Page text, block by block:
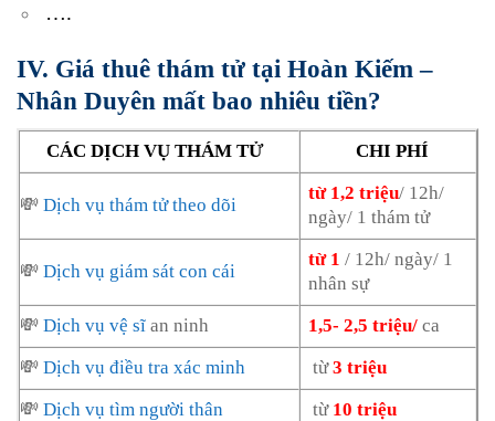
….
IV. Giá thuê thám tử tại Hoàn Kiếm –
Nhân Duyên mất bao nhiêu tiền?
CÁC DỊCH VỤ THÁM TỬ CHI PHÍ
💸 Dịch vụ thám tử theo dõi
từ 1,2 triệu/ 12h/
ngày/ 1 thám tử
💸 Dịch vụ giám sát con cái
từ 1/ 12h/ ngày/ 1
nhân sự
💸 Dịch vụ vệ sĩ an ninh 1,5- 2,5 triệu/ ca
💸 Dịch vụ điều tra xác minh từ3 triệu
💸 Dịch vụ tìm người thân từ 10 triệu